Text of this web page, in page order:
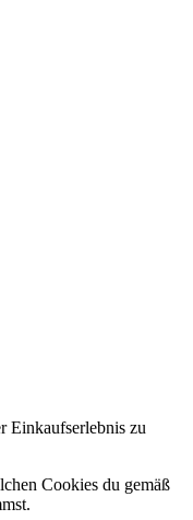
Einkaufserlebnis zu
Cookies du gemäß